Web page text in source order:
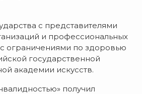
с представителями
и профессиональных
ограничениями по здоровью
государственной
академии искусств.
получил